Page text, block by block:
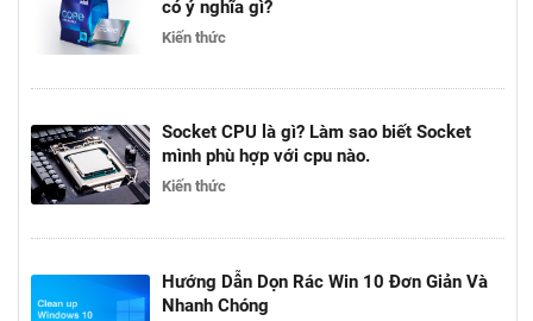
có ý nghĩa gì?
Kiến thức
Socket CPU là gì? Làm sao biết Socket
mình phù hợp với cpu nào.
Kiến thức
Hướng Dẫn Dọn Rác Win 10 Đơn Giản Và
Nhanh Chóng